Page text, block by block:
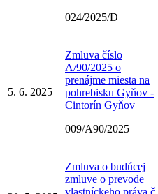
024/2025/D
5. 6. 2025
Zmluva číslo
A/90/2025 o
prenájme miesta na
pohrebisku Gyňov -
Cintorín Gyňov
009/A90/2025
Zmluva o budúcej
zmluve o prevode
vlastníckeho práva č.